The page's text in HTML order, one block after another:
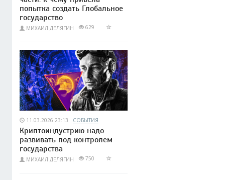
попытка создать Глобальное
государство
МИХАИЛ ДЕЛЯГИН 629
11.03.2026 23:13 СОБЫТИЯ
Криптоиндустрию надо
развивать под контролем
государства
МИХАИЛ ДЕЛЯГИН 750